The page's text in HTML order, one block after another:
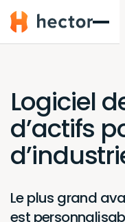
Hector
Logiciel
d’actifs
Le plus grand
est